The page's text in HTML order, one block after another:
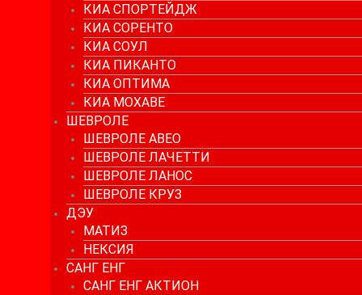
КИА СПОРТЕЙДЖ
КИА СОРЕНТО
КИА СОУЛ
КИА ПИКАНТО
КИА ОПТИМА
КИА МОХАВЕ
ШЕВРОЛЕ
ШЕВРОЛЕ АВЕО
ШЕВРОЛЕ ЛАЧЕТТИ
ШЕВРОЛЕ ЛАНОС
ШЕВРОЛЕ КРУЗ
ДЭУ
МАТИЗ
НЕКСИЯ
САНГ ЕНГ
САНГ ЕНГ АКТИОН